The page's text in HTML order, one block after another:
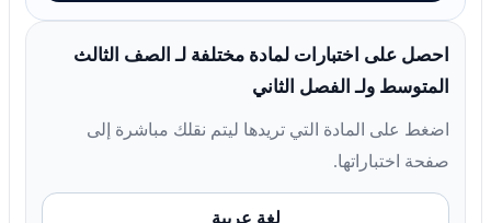
احصل على اختبارات لمادة مختلفة لـ الصف الثالث
المتوسط ولـ الفصل الثاني
اضغط على المادة التي تريدها ليتم نقلك مباشرة إلى
صفحة اختباراتها.
لغة عربية